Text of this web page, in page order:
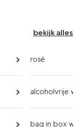
bekijk alles
rosé
alcoholvrije
bag in box wijn